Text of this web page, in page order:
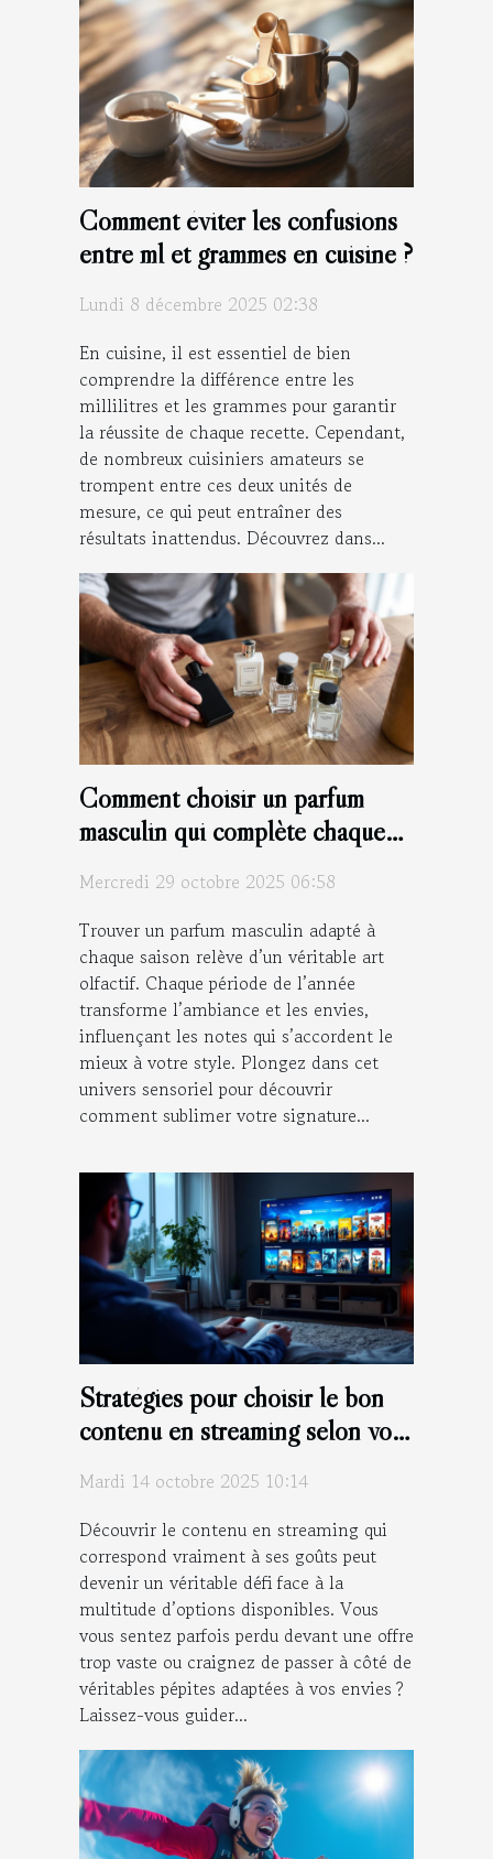
Comment éviter les confusions
entre ml et grammes en cuisine ?
Lundi 8 décembre 2025 02:38
En cuisine, il est essentiel de bien
comprendre la différence entre les
millilitres et les grammes pour garantir
la réussite de chaque recette. Cependant,
de nombreux cuisiniers amateurs se
trompent entre ces deux unités de
mesure, ce qui peut entraîner des
résultats inattendus. Découvrez dans...
Comment choisir un parfum
masculin qui complète chaque
Mercredi 29 octobre 2025 06:58
Trouver un parfum masculin adapté à
chaque saison relève d’un véritable art
olfactif. Chaque période de l’année
transforme l’ambiance et les envies,
influençant les notes qui s’accordent le
mieux à votre style. Plongez dans cet
univers sensoriel pour découvrir
comment sublimer votre signature...
Stratégies pour choisir le bon
contenu en streaming selon vos
Mardi 14 octobre 2025 10:14
Découvrir le contenu en streaming qui
correspond vraiment à ses goûts peut
devenir un véritable défi face à la
multitude d’options disponibles. Vous
vous sentez parfois perdu devant une offre
trop vaste ou craignez de passer à côté de
véritables pépites adaptées à vos envies ?
Laissez-vous guider...